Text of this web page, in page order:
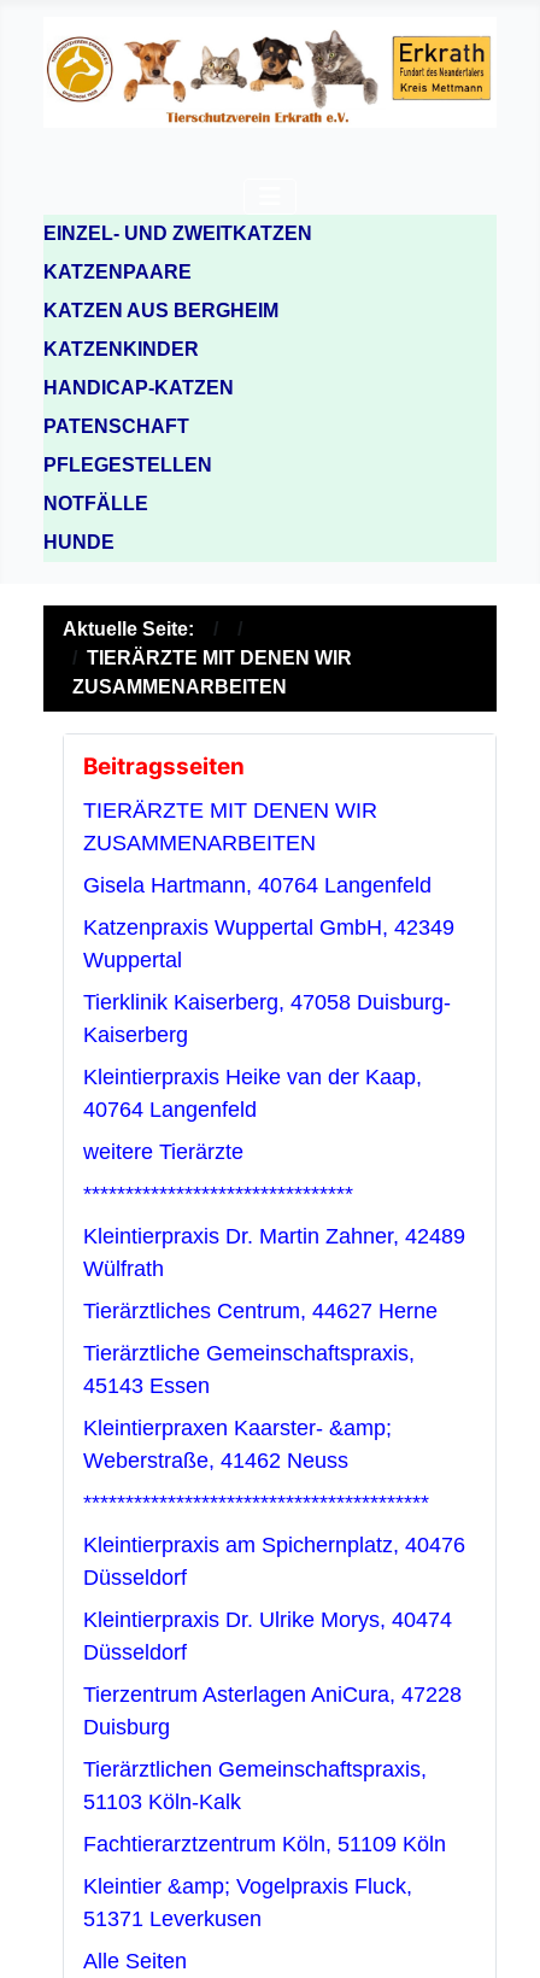
EINZEL- UND ZWEITKATZEN
KATZENPAARE
KATZEN AUS BERGHEIM
KATZENKINDER
HANDICAP-KATZEN
PATENSCHAFT
PFLEGESTELLEN
NOTFÄLLE
HUNDE
Aktuelle Seite:
TIERÄRZTE MIT DENEN WIR
ZUSAMMENARBEITEN
Beitragsseiten
TIERÄRZTE MIT DENEN WIR
ZUSAMMENARBEITEN
Gisela Hartmann, 40764 Langenfeld
Katzenpraxis Wuppertal GmbH, 42349
Wuppertal
Tierklinik Kaiserberg, 47058 Duisburg-
Kaiserberg
Kleintierpraxis Heike van der Kaap,
40764 Langenfeld
weitere Tierärzte
********************************
Kleintierpraxis Dr. Martin Zahner, 42489
Wülfrath
Tierärztliches Centrum, 44627 Herne
Tierärztliche Gemeinschaftspraxis,
45143 Essen
Kleintierpraxen Kaarster- &amp;
Weberstraße, 41462 Neuss
*****************************************
Kleintierpraxis am Spichernplatz, 40476
Düsseldorf
Kleintierpraxis Dr. Ulrike Morys, 40474
Düsseldorf
Tierzentrum Asterlagen AniCura, 47228
Duisburg
Tierärztlichen Gemeinschaftspraxis,
51103 Köln-Kalk
Fachtierarztzentrum Köln, 51109 Köln
Kleintier &amp; Vogelpraxis Fluck,
51371 Leverkusen
Alle Seiten